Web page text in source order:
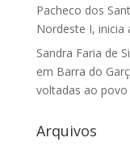
Pacheco dos
Nordeste I, inicia
Sandra Faria de
em Barra do
voltadas ao povo
Arquivos